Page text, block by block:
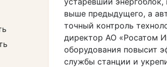
выше предыдущего, а
точный контроль
директор АО «Росатом
оборудования повысит
службы станции и